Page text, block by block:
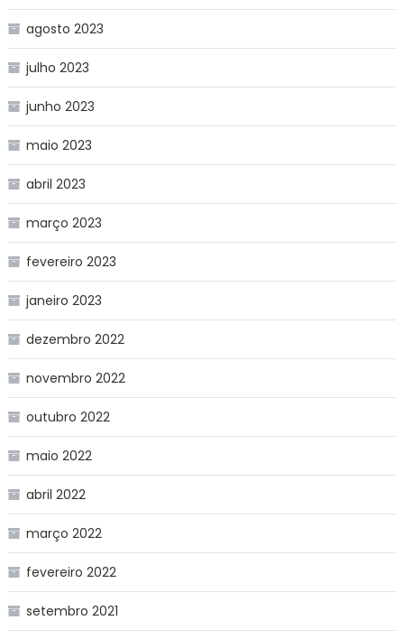
agosto 2023
julho 2023
junho 2023
maio 2023
abril 2023
março 2023
fevereiro 2023
janeiro 2023
dezembro 2022
novembro 2022
outubro 2022
maio 2022
abril 2022
março 2022
fevereiro 2022
setembro 2021